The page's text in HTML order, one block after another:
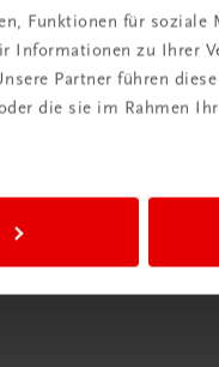
Funktionen für soziale
Informationen zu Ihrer
Partner führen
die sie im Rahmen